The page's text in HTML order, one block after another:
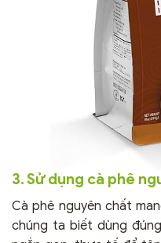
3. Sử dụng cà phê
Cà phê nguyên chất
chúng ta biết dùng